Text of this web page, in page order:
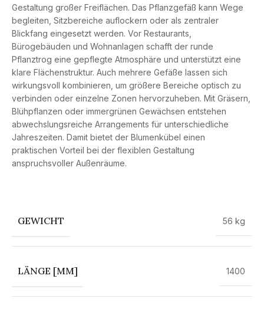
Gestaltung großer Freiflächen. Das Pflanzgefäß kann Wege
begleiten, Sitzbereiche auflockern oder als zentraler
Blickfang eingesetzt werden. Vor Restaurants,
Bürogebäuden und Wohnanlagen schafft der runde
Pflanztrog eine gepflegte Atmosphäre und unterstützt eine
klare Flächenstruktur. Auch mehrere Gefäße lassen sich
wirkungsvoll kombinieren, um größere Bereiche optisch zu
verbinden oder einzelne Zonen hervorzuheben. Mit Gräsern,
Blühpflanzen oder immergrünen Gewächsen entstehen
abwechslungsreiche Arrangements für unterschiedliche
Jahreszeiten. Damit bietet der Blumenkübel einen
praktischen Vorteil bei der flexiblen Gestaltung
anspruchsvoller Außenräume.
GEWICHT 56 kg
LÄNGE [MM] 1400